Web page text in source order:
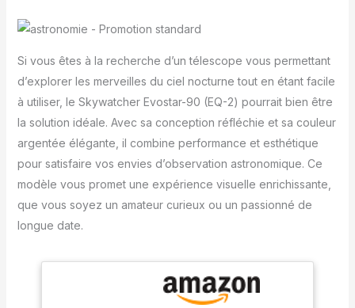
Si vous êtes à la recherche d’un télescope vous permettant
d’explorer les merveilles du ciel nocturne tout en étant facile
à utiliser, le Skywatcher Evostar-90 (EQ-2) pourrait bien être
la solution idéale. Avec sa conception réfléchie et sa couleur
argentée élégante, il combine performance et esthétique
pour satisfaire vos envies d’observation astronomique. Ce
modèle vous promet une expérience visuelle enrichissante,
que vous soyez un amateur curieux ou un passionné de
longue date.